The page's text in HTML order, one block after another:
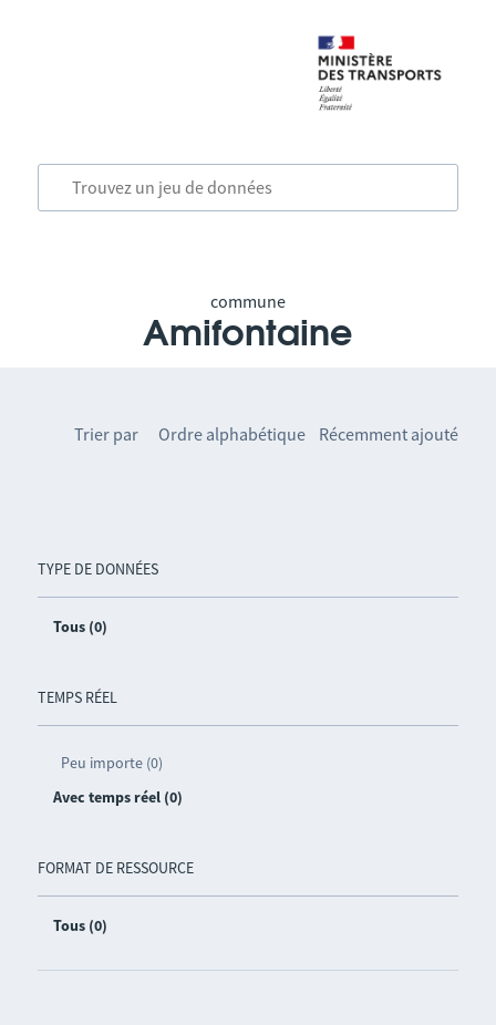
commune
Amifontaine
TYPE DE DONNÉES
Tous (0)
TEMPS RÉEL
Peu importe (0)
Avec temps réel (0)
FORMAT DE RESSOURCE
Tous (0)
Trier par Ordre alphabétique Récemment ajouté